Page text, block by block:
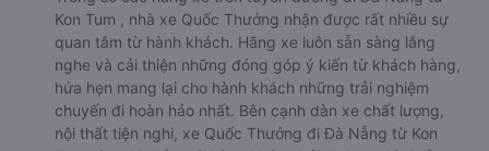
Kon Tum , nhà xe Quốc Thưởng nhận được rất nhiều sự
quan tâm từ hành khách. Hãng xe luôn sẵn sàng lắng
nghe và cải thiện những đóng góp ý kiến từ khách hàng,
hứa hẹn mang lại cho hành khách những trải nghiệm
chuyến đi hoàn hảo nhất. Bên cạnh dàn xe chất lượng,
nội thất tiện nghi, xe Quốc Thưởng đi Đà Nẵng từ Kon